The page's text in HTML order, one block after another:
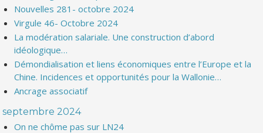
Nouvelles 281- octobre 2024
Virgule 46- Octobre 2024
La modération salariale. Une construction d’abord
idéologique…
Démondialisation et liens économiques entre l’Europe et la
Chine. Incidences et opportunités pour la Wallonie…
Ancrage associatif
septembre 2024
On ne chôme pas sur LN24